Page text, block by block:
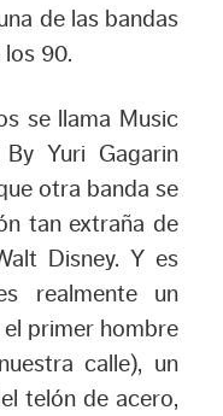
de las bandas
los 90.
se llama Music
Yuri Gagarin
otra banda se
tan extraña de
Disney. Y es
realmente un
primer hombre
calle), un
telón de acero,